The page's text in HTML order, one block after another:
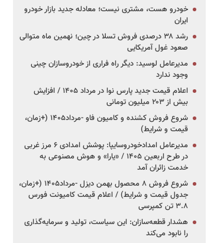
خودرو هست، مشتری نیست؛ معادله جدید بازار خودرو
ایران
رشد ۳۸ درصدی فروش تسلا در چین؛ نهمین ماه متوالی
صعود غول آمریکایی
مدیرعامل لوسید: دیگر راه فراری از خودروسازان چینی
وجود ندارد
اعلام قیمت جدید پارس نوا در مرداد ۱۴۰۵ / افزایش
بیش از ۲۰۳ میلیون تومانی
شروع فروش کشنده و کامیون فاو -مرداد۱۴۰۵ (+زمان،
قیمت و شرایط)
مدیرعامل امدادخودروسایپا: پوشش امدادی ۶ مرز غربی
در طرح اربعین ۱۴۰۵ / «یارا» و هوش مصنوعی به
خدمت زائران آمد
شروع فروش ۸ محصول بهمن دیزل -مرداد۱۴۰۵ (+زمان،
جدول قیمت و شرایط) / اعلام قیمت کامیونت فورس
۳.۸ تن کمپرسی
هشدار قطعه‌سازان: این سیاست، تولید و سرمایه‌گذاری
را نابود می‌کند